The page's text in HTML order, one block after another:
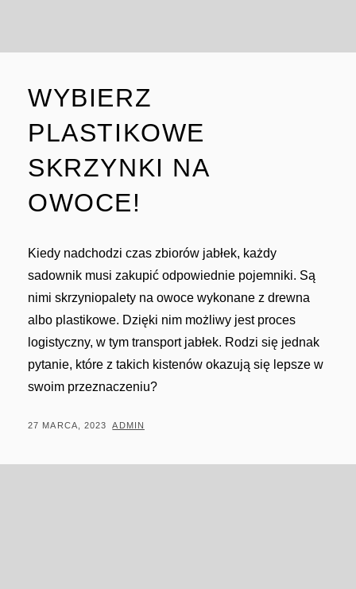
WYBIERZ
PLASTIKOWE
SKRZYNKI NA
OWOCE!
Kiedy nadchodzi czas zbiorów jabłek, każdy
sadownik musi zakupić odpowiednie pojemniki. Są
nimi skrzyniopalety na owoce wykonane z drewna
albo plastikowe. Dzięki nim możliwy jest proces
logistyczny, w tym transport jabłek. Rodzi się jednak
pytanie, które z takich kistenów okazują się lepsze w
swoim przeznaczeniu?
POSTED
27 MARCA, 2023 BY
ADMIN